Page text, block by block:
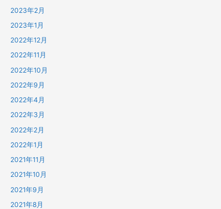
2023年2月
2023年1月
2022年12月
2022年11月
2022年10月
2022年9月
2022年4月
2022年3月
2022年2月
2022年1月
2021年11月
2021年10月
2021年9月
2021年8月